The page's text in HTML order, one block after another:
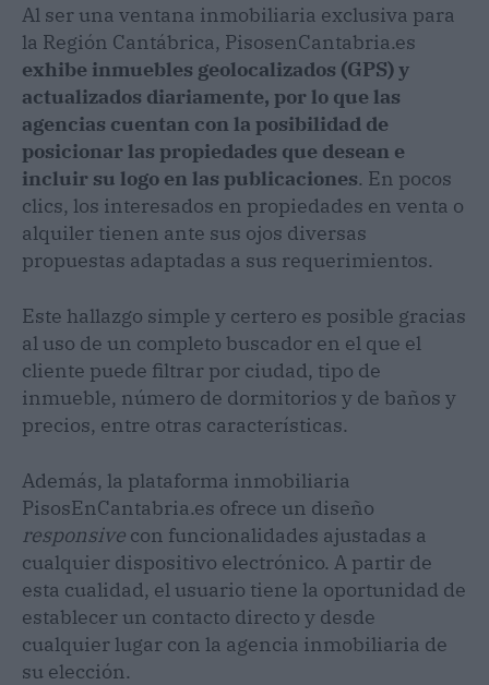
Al ser una ventana inmobiliaria exclusiva para
la Región Cantábrica, PisosenCantabria.es
exhibe inmuebles geolocalizados (GPS) y
actualizados diariamente, por lo que las
agencias cuentan con la posibilidad de
posicionar las propiedades que desean e
incluir su logo en las publicaciones. En pocos
clics, los interesados en propiedades en venta o
alquiler tienen ante sus ojos diversas
propuestas adaptadas a sus requerimientos.
Este hallazgo simple y certero es posible gracias
al uso de un completo buscador en el que el
cliente puede filtrar por ciudad, tipo de
inmueble, número de dormitorios y de baños y
precios, entre otras características.
Además, la plataforma inmobiliaria
PisosEnCantabria.es ofrece un diseño
responsive con funcionalidades ajustadas a
cualquier dispositivo electrónico. A partir de
esta cualidad, el usuario tiene la oportunidad de
establecer un contacto directo y desde
cualquier lugar con la agencia inmobiliaria de
su elección.